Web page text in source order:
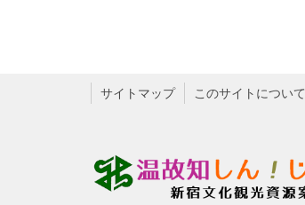
サイトマップ このサイトについて